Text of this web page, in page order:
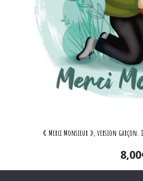
« Merci Monsieur », version garçon.
8,00